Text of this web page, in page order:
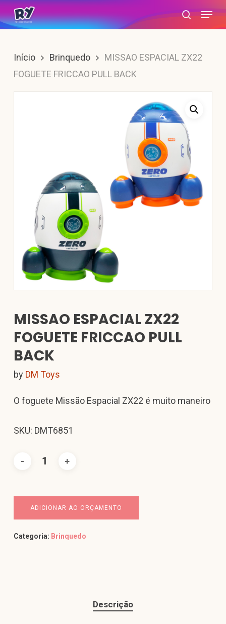
Skip
to
content
search
Menu
Início Brinquedo
MISSAO ESPACIAL ZX22
FOGUETE FRICCAO PULL BACK
MISSAO ESPACIAL ZX22
FOGUETE FRICCAO PULL
BACK
by DM Toys
O foguete Missão Espacial ZX22 é muito maneiro
SKU: DMT6851
ADICIONAR AO ORÇAMENTO
Categoria: Brinquedo
Descrição